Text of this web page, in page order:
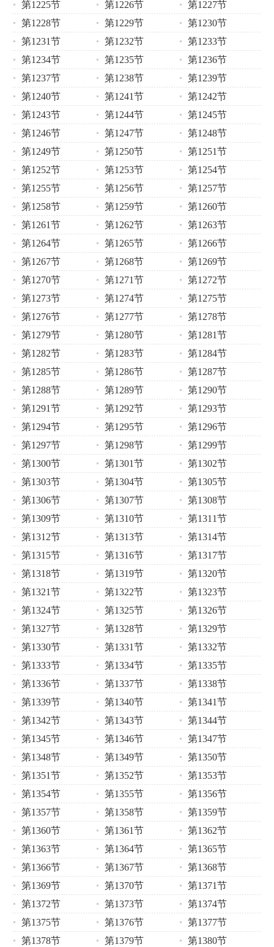
第1225节
第1226节
第1227节
第1228节
第1229节
第1230节
第1231节
第1232节
第1233节
第1234节
第1235节
第1236节
第1237节
第1238节
第1239节
第1240节
第1241节
第1242节
第1243节
第1244节
第1245节
第1246节
第1247节
第1248节
第1249节
第1250节
第1251节
第1252节
第1253节
第1254节
第1255节
第1256节
第1257节
第1258节
第1259节
第1260节
第1261节
第1262节
第1263节
第1264节
第1265节
第1266节
第1267节
第1268节
第1269节
第1270节
第1271节
第1272节
第1273节
第1274节
第1275节
第1276节
第1277节
第1278节
第1279节
第1280节
第1281节
第1282节
第1283节
第1284节
第1285节
第1286节
第1287节
第1288节
第1289节
第1290节
第1291节
第1292节
第1293节
第1294节
第1295节
第1296节
第1297节
第1298节
第1299节
第1300节
第1301节
第1302节
第1303节
第1304节
第1305节
第1306节
第1307节
第1308节
第1309节
第1310节
第1311节
第1312节
第1313节
第1314节
第1315节
第1316节
第1317节
第1318节
第1319节
第1320节
第1321节
第1322节
第1323节
第1324节
第1325节
第1326节
第1327节
第1328节
第1329节
第1330节
第1331节
第1332节
第1333节
第1334节
第1335节
第1336节
第1337节
第1338节
第1339节
第1340节
第1341节
第1342节
第1343节
第1344节
第1345节
第1346节
第1347节
第1348节
第1349节
第1350节
第1351节
第1352节
第1353节
第1354节
第1355节
第1356节
第1357节
第1358节
第1359节
第1360节
第1361节
第1362节
第1363节
第1364节
第1365节
第1366节
第1367节
第1368节
第1369节
第1370节
第1371节
第1372节
第1373节
第1374节
第1375节
第1376节
第1377节
第1378节
第1379节 第1380节